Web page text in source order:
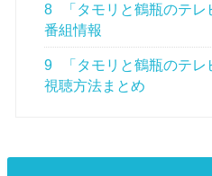
8
「タモリと鶴瓶のテ
番組情報
9
「タモリと鶴瓶のテ
視聴方法まとめ